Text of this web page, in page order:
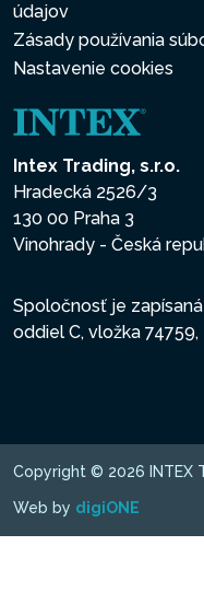
údajov
Zásady používania
Nastavenie cookies
Intex Trading, s.r.o.
Hradecká 2526/3
130 00 Praha 3
Vinohrady - Česká
Spoločnosť je
oddiel C, vložka
Copyright © 2026 INTEX
Web by digiONE